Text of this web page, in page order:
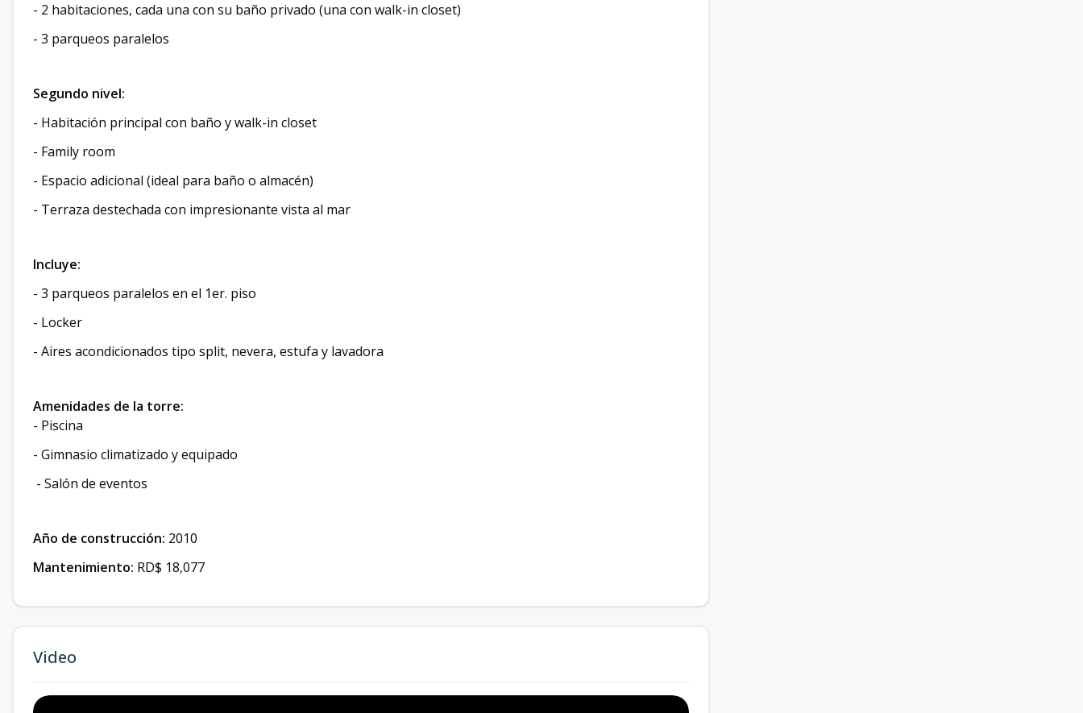
- 2 habitaciones, cada una con su baño privado (una con walk-in closet)
- 3 parqueos paralelos
Segundo nivel:
- Habitación principal con baño y walk-in closet
- Family room
- Espacio adicional (ideal para baño o almacén)
- Terraza destechada con impresionante vista al mar
Incluye:
- 3 parqueos paralelos en el 1er. piso
- Locker
- Aires acondicionados tipo split, nevera, estufa y lavadora
Amenidades de la torre:
- Piscina
- Gimnasio climatizado y equipado
- Salón de eventos
Año de construcción: 2010
Mantenimiento: RD$ 18,077
Video